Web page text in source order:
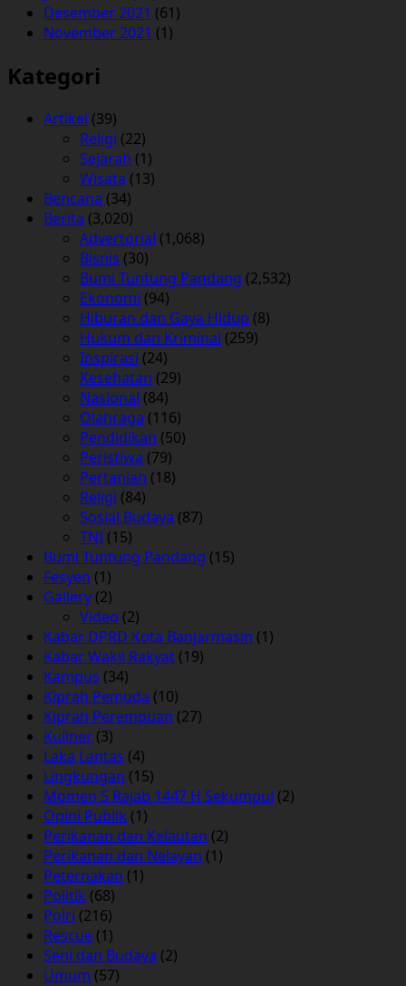
Desember 2021 (61)
November 2021 (1)
Kategori
Artikel (39)
Religi (22)
Sejarah (1)
Wisata (13)
Bencana (34)
Berita (3,020)
Advertorial (1,068)
Bisnis (30)
Bumi Tuntung Pandang (2,532)
Ekonomi (94)
Hiburan dan Gaya Hidup (8)
Hukum dan Kriminal (259)
Inspirasi (24)
Kesehatan (29)
Nasional (84)
Olahraga (116)
Pendidikan (50)
Peristiwa (79)
Pertanian (18)
Religi (84)
Sosial Budaya (87)
TNI (15)
Bumi Tuntung Pandang (15)
Fesyen (1)
Gallery (2)
Video (2)
Kabar DPRD Kota Banjarmasin (1)
Kabar Wakil Rakyat (19)
Kampus (34)
Kiprah Pemuda (10)
Kiprah Perempuan (27)
Kuliner (3)
Laka Lantas (4)
Lingkungan (15)
Momen 5 Rajab 1447 H Sekumpul (2)
Opini Publik (1)
Perikanan dan Kelautan (2)
Perikanan dan Nelayan (1)
Peternakan (1)
Politik (68)
Polri (216)
Rescue (1)
Seni dan Budaya (2)
Umum (57)